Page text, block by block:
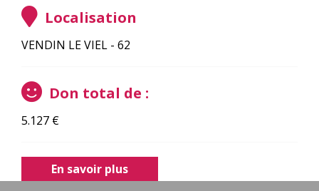
Localisation
VENDIN LE VIEL - 62
Don total de :
5.127 €
En savoir plus